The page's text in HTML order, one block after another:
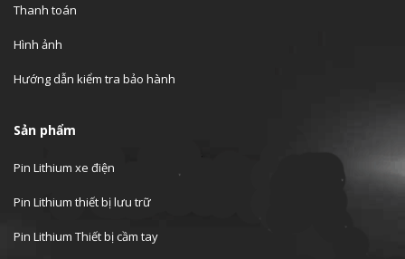
Thanh toán
Hình ảnh
Hướng dẫn kiểm tra bảo hành
Sản phẩm
Pin Lithium xe điện
Pin Lithium thiết bị lưu trữ
Pin Lithium Thiết bị cầm tay